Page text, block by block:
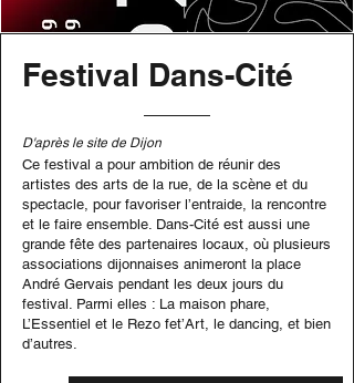
Festival Dans-Cité
D'après le site de Dijon
Ce festival a pour ambition de réunir des
artistes des arts de la rue, de la scène et du
spectacle, pour favoriser l’entraide, la rencontre
et le faire ensemble. Dans-Cité est aussi une
grande fête des partenaires locaux, où plusieurs
associations dijonnaises animeront la place
André Gervais pendant les deux jours du
festival. Parmi elles : La maison phare,
L’Essentiel et le Rezo fet’Art, le dancing, et bien
d’autres.